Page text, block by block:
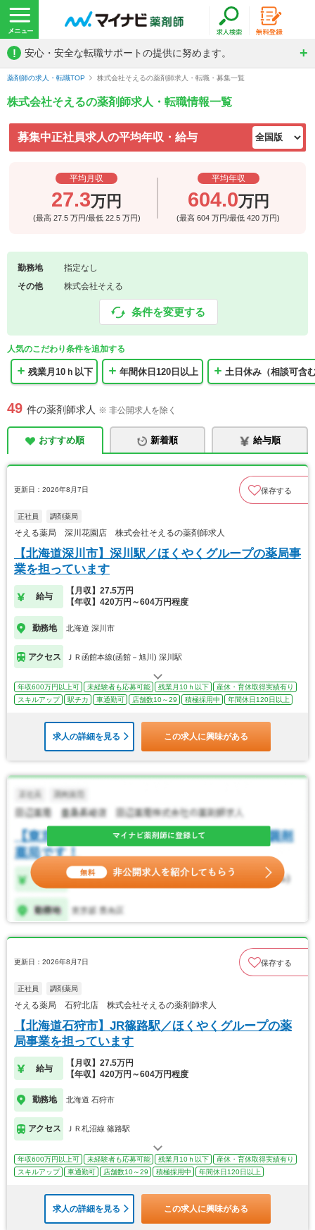
! 安心・安全な転職サポートの提供に努めます。
薬剤師の求人・転職TOP 株式会社そえるの薬剤師求人・転職・募集一覧
株式会社そえるの薬剤師求人・転職情報一覧
募集中正社員求人の平均年収・給与
平均月収
27.3万円
(最高 27.5 万円/最低 22.5 万円)
平均年収
604.0万円
(最高604万円/最低420万円)
勤務地
指定なし
その他
株式会社そえる
条件を変更する
人気のこだわり条件を追加する
残業月10ｈ以下 年間休日120日以上 土日休み（相談可含
49 件の薬剤師求人 ※ 非公開求人を除く
おすすめ順 新着順 給与順
更新日：2026年8月7日 保存する
正社員 調剤薬局
そえる薬局 深川花園店 株式会社そえるの薬剤師求人
【北海道深川市】深川駅／ほくやくグループの薬局事
業を担っています
給与
【月収】27.5万円
【年収】420万円～604万円程度
勤務地 北海道 深川市
アクセス ＪＲ函館本線(函館－旭川) 深川駅
年収600万円以上可 未経験者も応募可能 残業月10ｈ以下
産休・育休取得実績有り
スキルアップ
駅チカ 車通勤可 店舗数10～29 積極採用中 年間休日120日以上
求人の詳細を見る この求人に興味がある
更新日：2026年8月7日 保存する
正社員 調剤薬局
そえる薬局 石狩北店 株式会社そえるの薬剤師求人
【北海道石狩市】JR篠路駅／ほくやくグループの薬
局事業を担っています
給与
【月収】27.5万円
【年収】420万円～604万円程度
勤務地 北海道 石狩市
アクセス ＪＲ札沼線 篠路駅
年収600万円以上可 未経験者も応募可能 残業月10ｈ以下
産休・育休取得実績有り
スキルアップ
車通勤可 店舗数10～29 積極採用中 年間休日120日以上
求人の詳細を見る この求人に興味がある